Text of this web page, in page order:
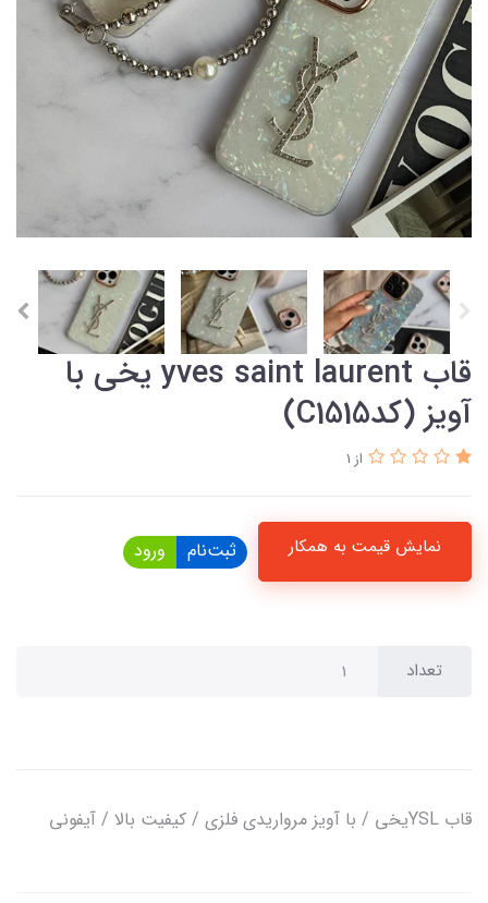
قاب yves saint laurent یخی با
آویز (کدC1515)
از 1
نمایش قیمت به همکار ثبت‌نام ورود
تعداد
قاب YSLیخی / با آویز مرواریدی فلزی / کیفیت بالا / آیفونی